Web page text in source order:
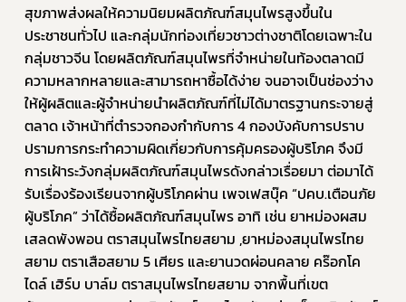
สุขภาพส่งผลให้ความนิยมผลิตภัณฑ์สมุนไพรสูงขึ้นใน
ประชาชนทั่วไป และกลุ่มนักท่องเที่ยวชาวต่างชาติโดยเฉพาะใน
กลุ่มชาวจีน โดยผลิตภัณฑ์สมุนไพรที่จำหน่ายในท้องตลาดมี
ความหลากหลายและสามารถหาซื้อได้ง่าย จนอาจเป็นช่องว่าง
ให้ผู้ผลิตและผู้จำหน่ายนำผลิตภัณฑ์ที่ไม่ได้มาตรฐานกระจายสู่
ตลาด เจ้าหน้าที่ตำรวจกองกำกับการ 4 กองบังคับการปราบ
ปรามการกระทำความผิดเกี่ยวกับการคุ้มครองผู้บริโภค จึงมี
การเฝ้าระวังกลุ่มผลิตภัณฑ์สมุนไพรดังกล่าวเรื่อยมา ต่อมาได้
รับเรื่องร้องเรียนจากผู้บริโภคผ่าน เพจเฟสบุ๊ค “ปคบ.เตือนภัย
ผู้บริโภค” ว่าได้ซื้อผลิตภัณฑ์สมุนไพร อาทิ เช่น ยาหม่องผสม
เสลดพังพอน ตราสมุนไพรไทยสยาม ,ยาหม่องสมุนไพรไทย
สยาม ตราเสือสยาม 5 เศียร และยานวดผ่อนคลาย คร๊อกโค
ไดล์ เฮิร์บ บาล์ม ตราสมุนไพรไทยสยาม จากพื้นที่เขต